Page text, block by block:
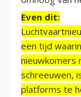
Even dit:
een tijd
nieuwkomers
schreeuwen,
platforms te